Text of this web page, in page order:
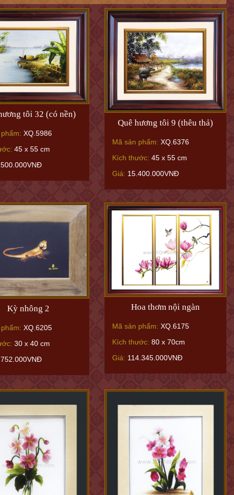
tôi 32 (có nền)
XQ.5986
45 x 55 cm
Quê hương tôi 9 (thêu thả)
Mã sản phẩm: XQ.6376
Kích thước: 45 x 55 cm
Giá: 15.400.000VNĐ
Kỳ nhông 2
XQ.6205
30 x 40 cm
Hoa thơm nội ngàn
Mã sản phẩm: XQ.6175
Kích thước: 80 x 70cm
Giá: 114.345.000VNĐ